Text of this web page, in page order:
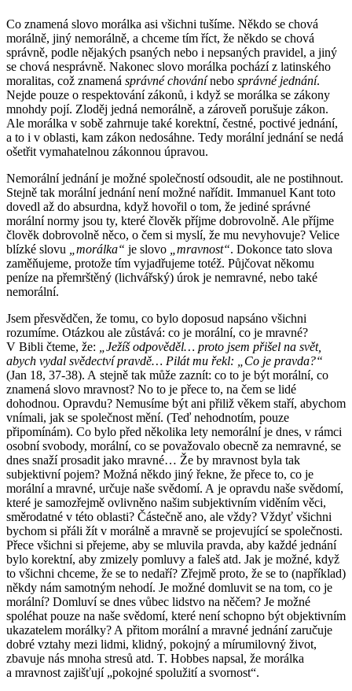
Co znamená slovo morálka asi všichni tušíme. Někdo se chová
morálně, jiný nemorálně, a chceme tím říct, že někdo se chová
správně, podle nějakých psaných nebo i nepsaných pravidel, a jiný
se chová nesprávně. Nakonec slovo morálka pochází z latinského
moralitas, což znamená správné chovánínebo správné jednání.
Nejde pouze o respektování zákonů, i když se morálka se zákony
mnohdy pojí. Zloděj jedná nemorálně, a zároveň porušuje zákon.
Ale morálka v sobě zahrnuje také korektní, čestné, poctivé jednání,
a to i v oblasti, kam zákon nedosáhne. Tedy morální jednání se nedá
ošetřit vymahatelnou zákonnou úpravou.
Nemorální jednání je možné společností odsoudit, ale ne postihnout.
Stejně tak morální jednání není možné nařídit. Immanuel Kant toto
dovedl až do absurdna, když hovořil o tom, že jediné správné
morální normy jsou ty, které člověk příjme dobrovolně. Ale příjme
člověk dobrovolně něco, o čem si myslí, že mu nevyhovuje? Velice
blízké slovu
„morálka“ je slovo „mravnost“. Dokonce tato slova
zaměňujeme, protože tím vyjadřujeme totéž. Půjčovat někomu
peníze na přemrštěný (lichvářský) úrok je nemravné, nebo také
nemorální.
Jsem přesvědčen, že tomu, co bylo doposud napsáno všichni
rozumíme. Otázkou ale zůstává: co je morální, co je mravné?
V Bibli čteme, že:
„Ježíš odpověděl… proto jsem přišel na svět,
abych vydal svědectví pravdě… Pilát mu řekl: „Co je pravda?“
(Jan 18, 37-38). A stejně tak může zaznít: co to je být morální, co
znamená slovo mravnost? No to je přece to, na čem se lidé
dohodnou. Opravdu? Nemusíme být ani přiliž věkem staří, abychom
vnímali, jak se společnost mění. (Teď nehodnotím, pouze
připomínám). Co bylo před několika lety nemorální je dnes, v rámci
osobní svobody, morální, co se považovalo obecně za nemravné, se
dnes snaží prosadit jako mravné… Že by mravnost byla tak
subjektivní pojem? Možná někdo jiný řekne, že přece to, co je
morální a mravné, určuje naše svědomí. A je opravdu naše svědomí,
které je samozřejmě ovlivněno našim subjektivním viděním věci,
směrodatné v této oblasti? Částečně ano, ale vždy? Vždyť všichni
bychom si přáli žít v morálně a mravně se projevující se společnosti.
Přece všichni si přejeme, aby se mluvila pravda, aby každé jednání
bylo korektní, aby zmizely pomluvy a faleš atd. Jak je možné, když
to všichni chceme, že se to nedaří? Zřejmě proto, že se to (například)
někdy nám samotným nehodí. Je možné domluvit se na tom, co je
morální? Domluví se dnes vůbec lidstvo na něčem? Je možné
spoléhat pouze na naše svědomí, které není schopno být objektivním
ukazatelem morálky? A přitom morální a mravné jednání zaručuje
dobré vztahy mezi lidmi, klidný, pokojný a mírumilovný život,
zbavuje nás mnoha stresů atd. T. Hobbes napsal, že morálka
a mravnost zajišťují „pokojné spolužití a svornost“.